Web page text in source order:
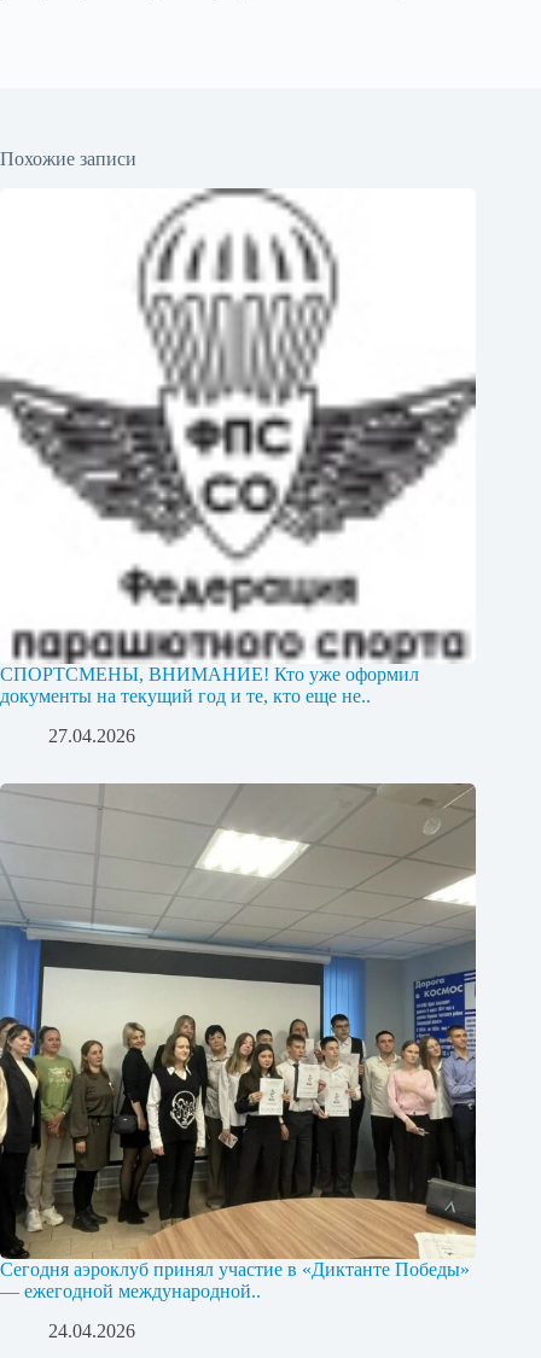
Похожие записи
СПОРТСМЕНЫ, ВНИМАНИЕ! Кто уже оформил
документы на текущий год и те, кто еще не..
27.04.2026
Сегодня аэроклуб принял участие в «Диктанте Победы»
— ежегодной международной..
24.04.2026